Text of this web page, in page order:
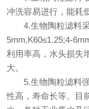
冲洗容易进行，能耗
4.生物陶粒滤料采
5mm,K60≤1.25;4-
利用率高，水头损失
大。
5.生物陶粒滤料强
性高，寿命长等。目